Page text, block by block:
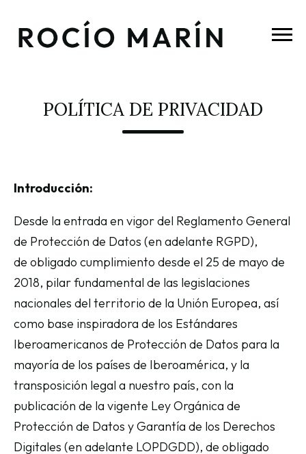
POLÍTICA DE PRIVACIDAD
Introducción:
Desde la entrada en vigor del Reglamento General
de Protección de Datos (en adelante RGPD),
de obligado cumplimiento desde el 25 de mayo de
2018, pilar fundamental de las legislaciones
nacionales del territorio de la Unión Europea, así
como base inspiradora de los Estándares
Iberoamericanos de Protección de Datos para la
mayoría de los países de Iberoamérica, y la
transposición legal a nuestro país, con la
publicación de la vigente Ley Orgánica de
Protección de Datos y Garantía de los Derechos
Digitales (en adelante LOPDGDD), de obligado